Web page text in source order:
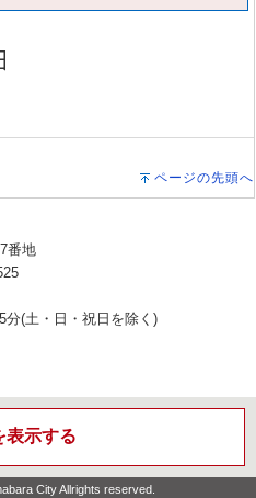
ページの先頭へ
番地
(土・日・祝日を除く)
表示する
City Allrights reserved.